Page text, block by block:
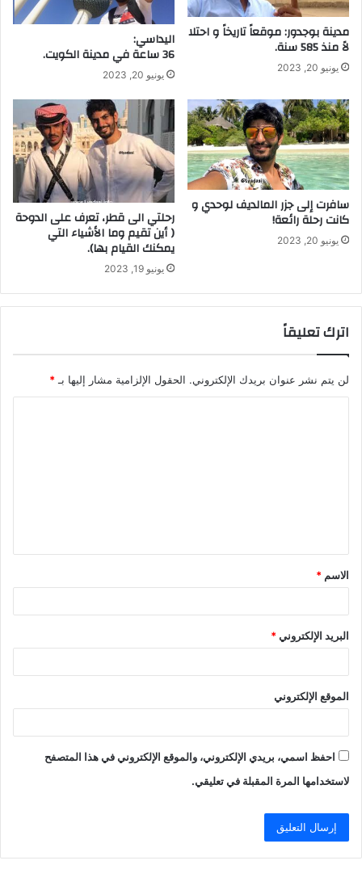
مدينة بوجدور: موقعاً تاريخاً و احتلا
لاً منذ 585 سنة.
يونيو 20, 2023
اليداسي:
36 ساعة في مدينة الكويت.
يونيو 20, 2023
سافرت إلى جزر المالديف لوحدي و
كانت رحلة رائعة!
يونيو 20, 2023
رحلتي الى قطر، تعرف على الدوحة
( أين تقيم وما الأشياء التي
يمكنك القيام بها).
يونيو 19, 2023
اترك تعليقاً
لن يتم نشر عنوان بريدك الإلكتروني. الحقول الإلزامية مشار إليها بـ *
ق
*
الاسم *
البريد الإلكتروني*
الموقع الإلكتروني
احفظ اسمي، بريدي الإلكتروني، والموقع الإلكتروني في هذا المتصفح
لاستخدامها المرة المقبلة في تعليقي.